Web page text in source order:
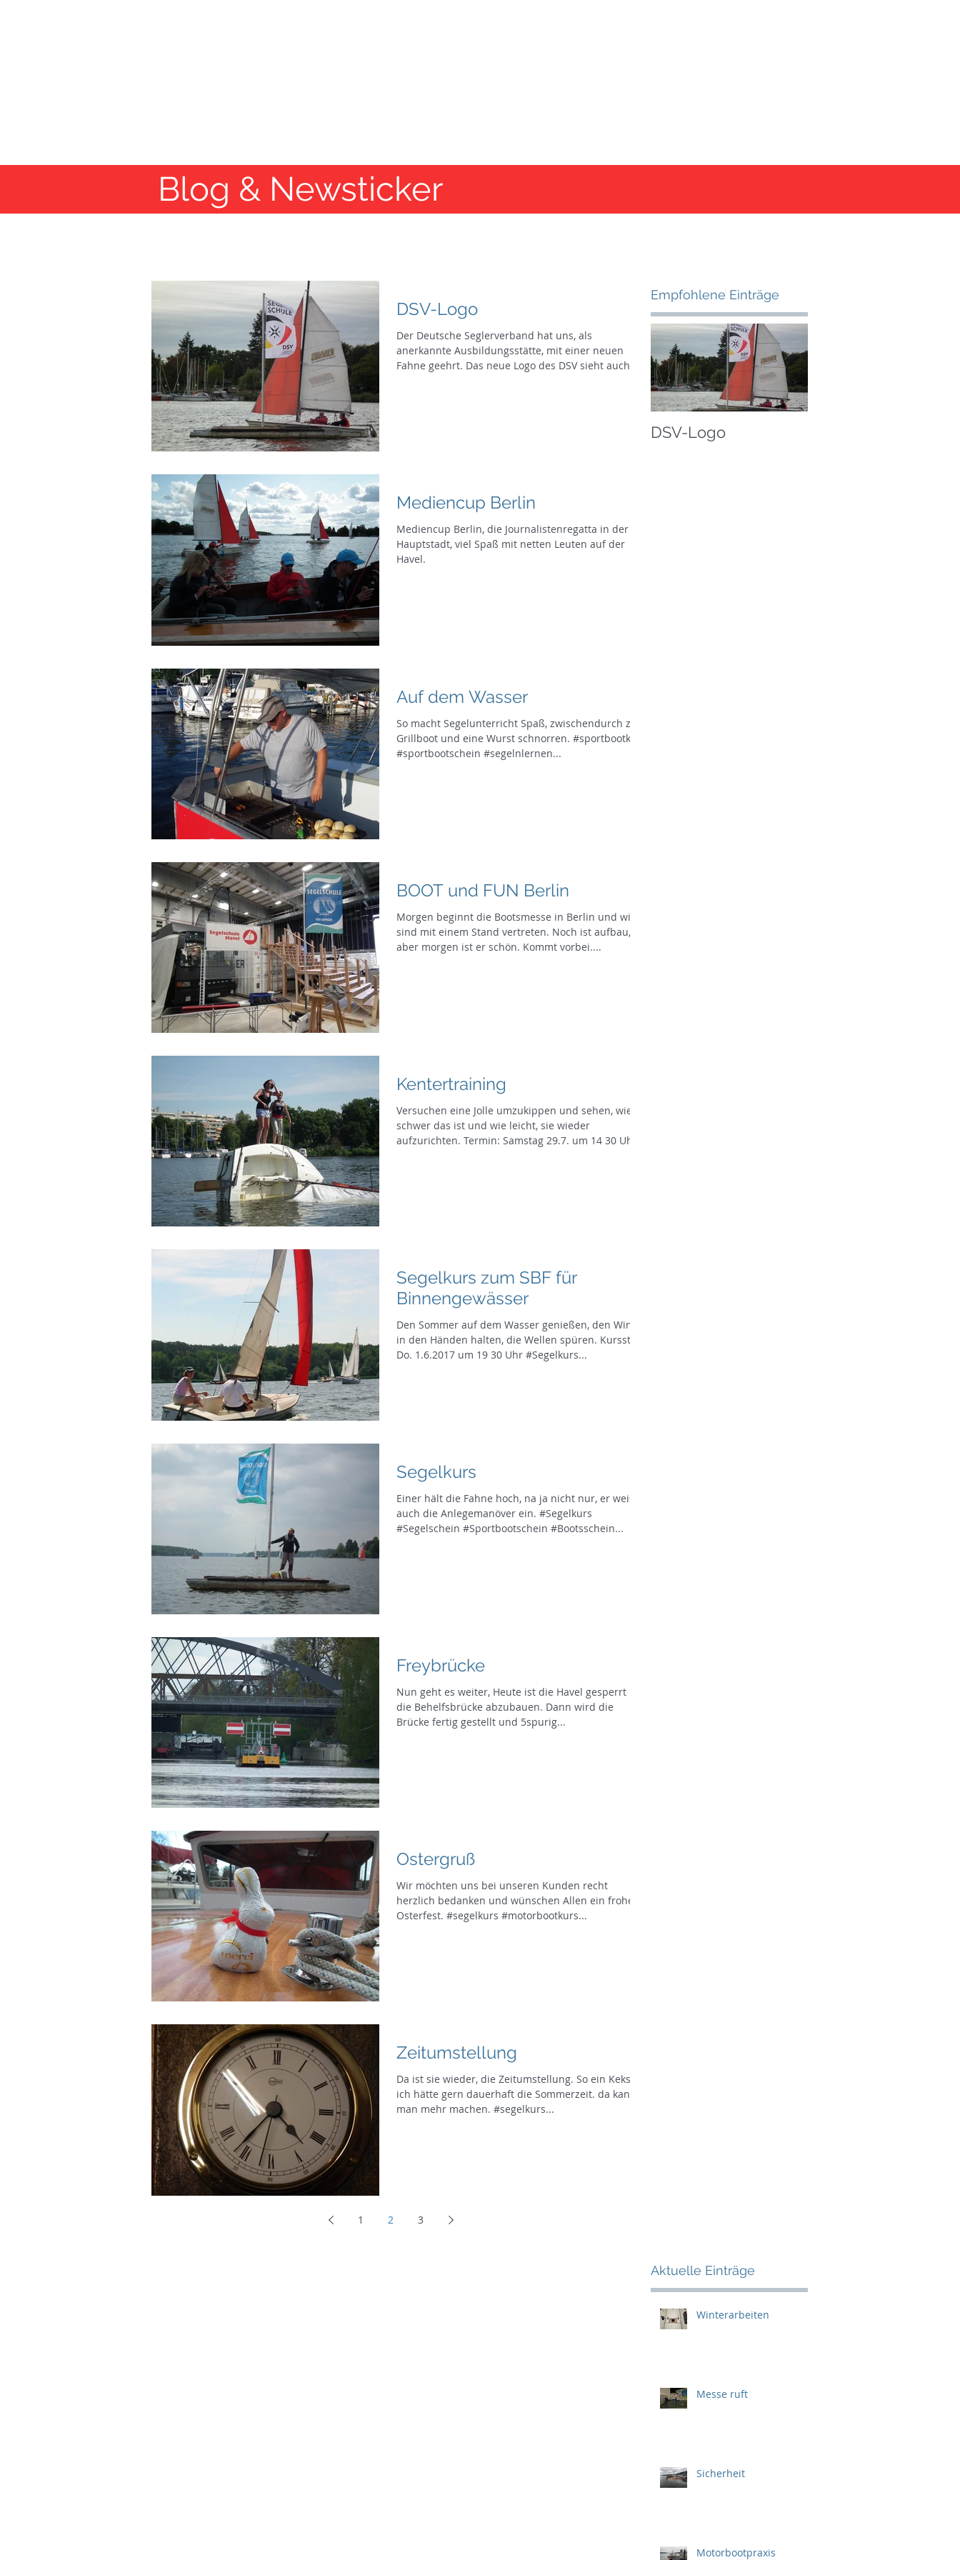
Blog & Newsticker
DSV-Logo
Der Deutsche Seglerverband hat uns, als
anerkannte Ausbildungsstätte, mit einer neuen
Fahne geehrt. Das neue Logo des DSV sieht auch
Mediencup Berlin
Mediencup Berlin, die Journalistenregatta in der
Hauptstadt, viel Spaß mit netten Leuten auf der
Havel.
Auf dem Wasser
So macht Segelunterricht Spaß, zwischendurch zum
Grillboot und eine Wurst schnorren. #sportbootkurs
#sportbootschein #segelnlernen...
BOOT und FUN Berlin
Morgen beginnt die Bootsmesse in Berlin und wir
sind mit einem Stand vertreten. Noch ist aufbau,
aber morgen ist er schön. Kommt vorbei....
Kentertraining
Versuchen eine Jolle umzukippen und sehen, wie
schwer das ist und wie leicht, sie wieder
aufzurichten. Termin: Samstag 29.7. um 14 30 Uhr...
Segelkurs zum SBF für
Binnengewässer
Den Sommer auf dem Wasser genießen, den Wind
in den Händen halten, die Wellen spüren. Kursstart
Do. 1.6.2017 um 19 30 Uhr #Segelkurs...
Segelkurs
Einer hält die Fahne hoch, na ja nicht nur, er weist
auch die Anlegemanöver ein. #Segelkurs
#Segelschein #Sportbootschein #Bootsschein...
Freybrücke
Nun geht es weiter, Heute ist die Havel gesperrt um
die Behelfsbrücke abzubauen. Dann wird die
Brücke fertig gestellt und 5spurig...
Ostergruß
Wir möchten uns bei unseren Kunden recht
herzlich bedanken und wünschen Allen ein frohes
Osterfest. #segelkurs #motorbootkurs...
Zeitumstellung
Da ist sie wieder, die Zeitumstellung. So ein Keks,
ich hätte gern dauerhaft die Sommerzeit. da kann
man mehr machen. #segelkurs...
1 2 3
Empfohlene Einträge
DSV-Logo
Aktuelle Einträge
Winterarbeiten
Messe ruft
Sicherheit
Motorbootpraxis